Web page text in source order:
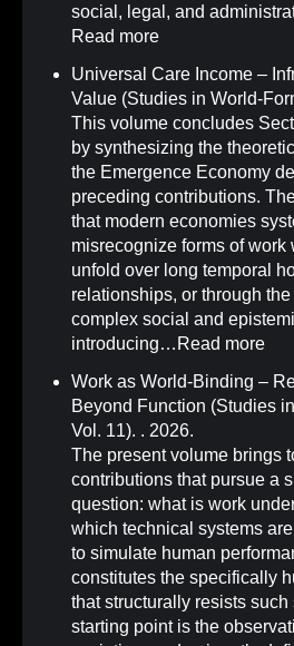
social, legal, and
Read more
Universal Care Income –
Value (Studies in World-
This volume concludes
by synthesizing the
the Emergence Economy
preceding contributions.
that modern economies
misrecognize forms of work
unfold over long temporal
relationships, or through
complex social and
introducing… Read more
Work as World-Binding –
Beyond Function (Studies
Vol. 11). . 2026.
The present volume brings
contributions that pursue a
question: what is work
which technical systems
to simulate human
constitutes the specifically
that structurally resists
starting point is the